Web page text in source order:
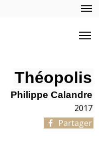
Théopolis
Philippe Calandre
2017
Partager